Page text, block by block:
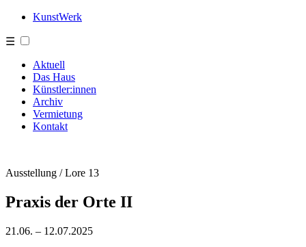
KunstWerk
☰
Aktuell
Das Haus
Künstler:innen
Archiv
Vermietung
Kontakt
Ausstellung / Lore 13
Praxis der Orte II
21.06. – 12.07.2025